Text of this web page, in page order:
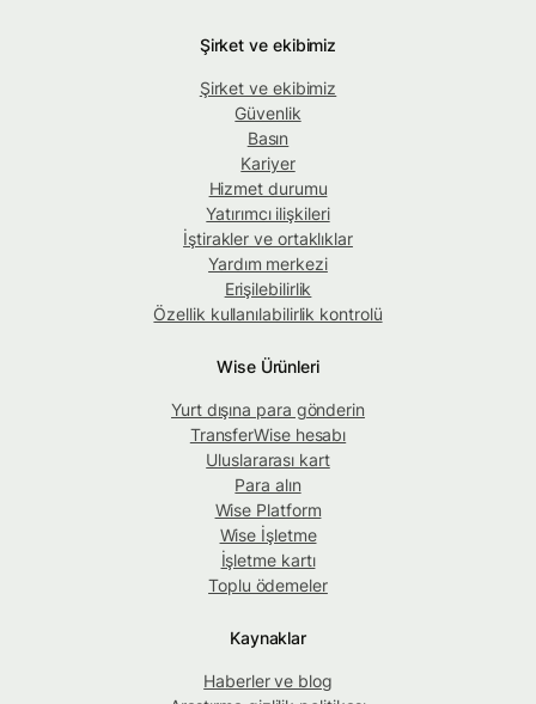
Şirket ve ekibimiz
Şirket ve ekibimiz
Güvenlik
Basın
Kariyer
Hizmet durumu
Yatırımcı ilişkileri
İştirakler ve ortaklıklar
Yardım merkezi
Erişilebilirlik
Özellik kullanılabilirlik kontrolü
Wise Ürünleri
Yurt dışına para gönderin
TransferWise hesabı
Uluslararası kart
Para alın
Wise Platform
Wise İşletme
İşletme kartı
Toplu ödemeler
Kaynaklar
Haberler ve blog